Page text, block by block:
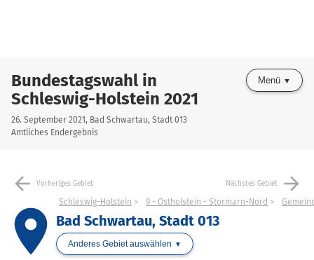
Bundestagswahl in
Schleswig-Holstein 2021
26. September 2021, Bad Schwartau, Stadt 013
Amtliches Endergebnis
Menü
arrow_back Vorheriges Gebiet Nächstes Gebiet arrow_forward
place
Schleswig-Holstein 9 - Ostholstein - Stormarn-Nord
Bad Schwartau, Stadt 013
Anderes Gebiet auswählen